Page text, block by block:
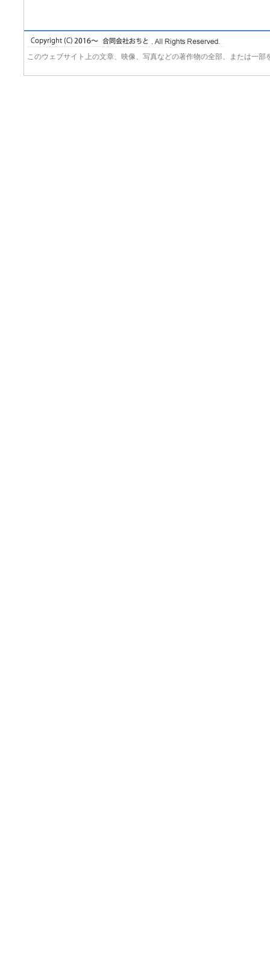
このウェブサイト上の文章、映像、写真などの著作物の全部、または一